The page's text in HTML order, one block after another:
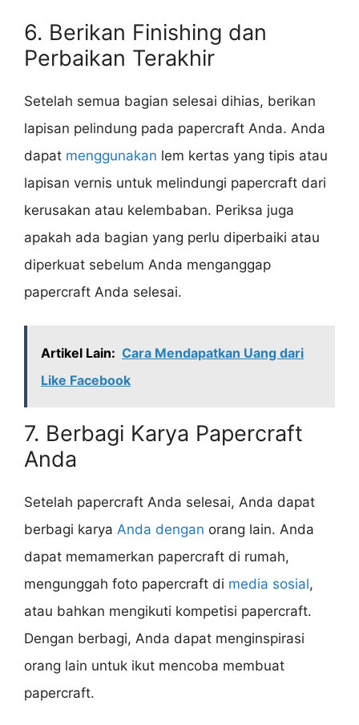
6. Berikan Finishing dan
Perbaikan Terakhir
Setelah semua bagian selesai dihias, berikan
lapisan pelindung pada papercraft Anda. Anda
dapat menggunakan lem kertas yang tipis atau
lapisan vernis untuk melindungi papercraft dari
kerusakan atau kelembaban. Periksa juga
apakah ada bagian yang perlu diperbaiki atau
diperkuat sebelum Anda menganggap
papercraft Anda selesai.
Artikel Lain: Cara Mendapatkan Uang dari
Like Facebook
7. Berbagi Karya Papercraft
Anda
Setelah papercraft Anda selesai, Anda dapat
berbagi karya Anda dengan orang lain. Anda
dapat memamerkan papercraft di rumah,
mengunggah foto papercraft di media sosial,
atau bahkan mengikuti kompetisi papercraft.
Dengan berbagi, Anda dapat menginspirasi
orang lain untuk ikut mencoba membuat
papercraft.